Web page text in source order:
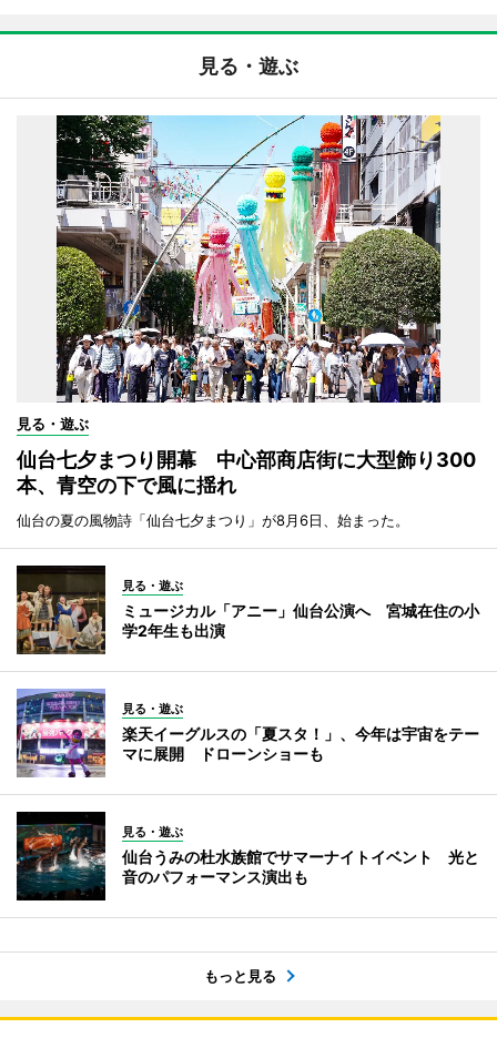
見る・遊ぶ
見る・遊ぶ
仙台七夕まつり開幕 中心部商店街に大型飾り300
本、青空の下で風に揺れ
仙台の夏の風物詩「仙台七夕まつり」が8月6日、始まった。
見る・遊ぶ
ミュージカル「アニー」仙台公演へ 宮城在住の小
学2年生も出演
見る・遊ぶ
楽天イーグルスの「夏スタ！」、今年は宇宙をテー
マに展開 ドローンショーも
見る・遊ぶ
仙台うみの杜水族館でサマーナイトイベント 光と
音のパフォーマンス演出も
もっと見る